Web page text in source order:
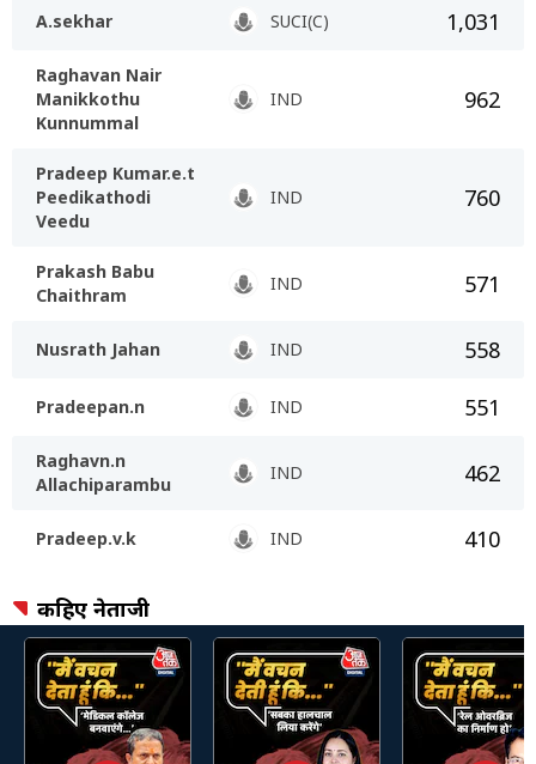
A.sekhar SUCI(C) 1,031
Raghavan Nair
Manikkothu
Kunnummal
IND 962
Pradeep Kumar.e.t
Peedikathodi
Veedu
IND 760
Prakash Babu
Chaithram
IND 571
Nusrath Jahan IND 558
Pradeepan.n IND 551
Raghavn.n
Allachiparambu
IND 462
Pradeep.v.k IND 410
कहिए नेताजी